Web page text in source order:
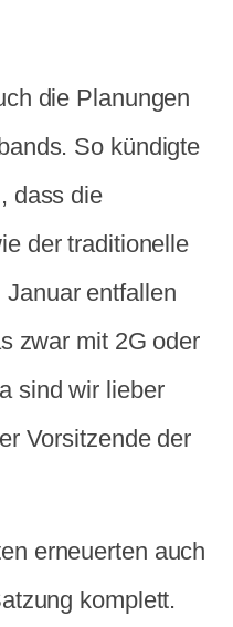
die Planungen
So kündigte
dass die
der traditionelle
entfallen
zwar mit 2G oder
sind wir lieber
Vorsitzende der
erneuerten auch
komplett.